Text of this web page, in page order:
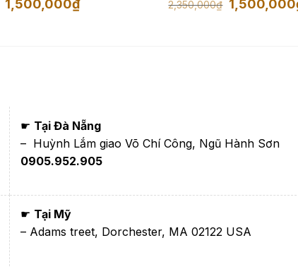
gốc
1,500,000₫
hiện
2,350,000₫
gốc
1,500,000
☛ Tại Đà Nẵng
– Huỳnh Lắm giao Võ Chí Công, Ngũ Hành Sơn
0905.952.905
☛ Tại Mỹ
– Adams treet, Dorchester, MA 02122 USA